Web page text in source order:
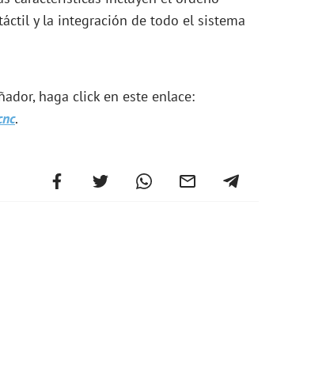
y la integración de todo el sistema
haga click en este enlace:
.